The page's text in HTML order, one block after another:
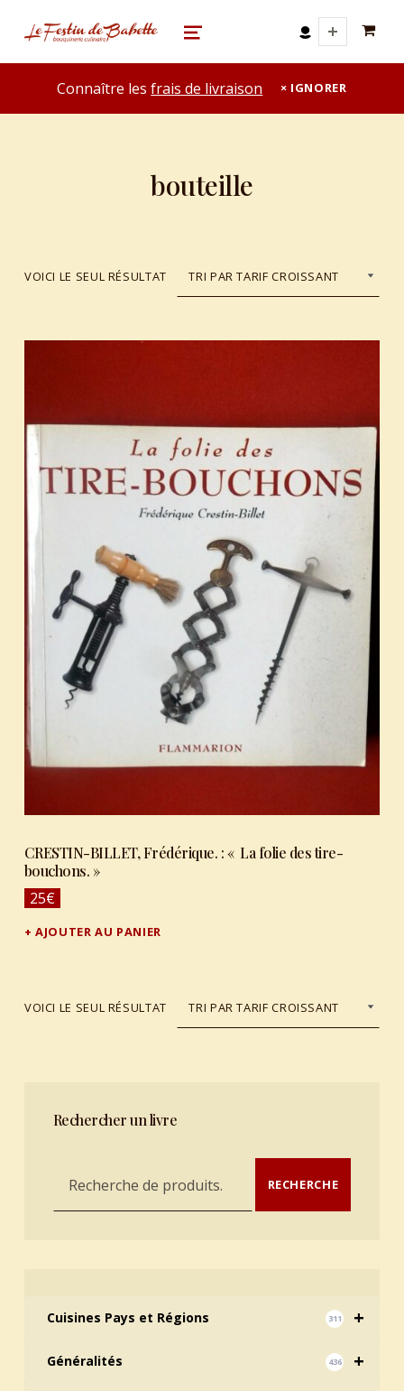
le festin de babette
"LE FESTIN DE BABETTE" – BOUQUINERIE GASTRONOMIQUE MENU
Connaître lesfrais de livraison IGNORER
bouteille
VOICI LE SEUL RÉSULTAT
CRESTIN-BILLET, Frédérique. : « La folie des tire-
bouchons. »
25€
AJOUTER AU PANIER
VOICI LE SEUL RÉSULTAT
Rechercher un livre
Recherche pour : RECHERCHE
+
Cuisines Pays et Régions 311
+
Généralités 436